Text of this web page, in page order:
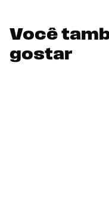
Você
gostar